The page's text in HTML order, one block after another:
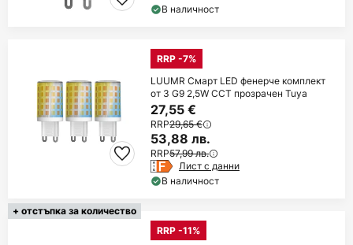
В наличност
RRP -7%
LUUMR Смарт LED фенерче комплект
от 3 G9 2,5W CCT прозрачен Tuya
27,55 €
RRP29,65 €
53,88 лв.
RRP57,99 лв.
Лист с данни
В наличност
+ отстъпка за количество
RRP -11%